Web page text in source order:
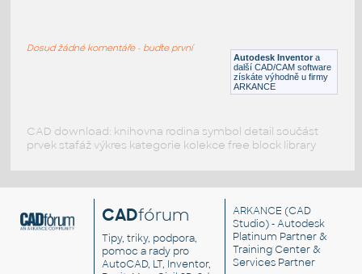
Lego 3666-DkRed
Autodesk Inventor a
další CAD/CAM software
získáte výhodně u firmy
ARKANCE
Dosud žádné komentáře - buďte první
CAD download: knihovna rodina symbol detail součást
prvek stafáž výkres kategorie kolekce free block library
CADfórum
Tipy, triky, podpora,
pomoc a rady pro
AutoCAD, LT, Inventor,
ARKANCE (CAD
Studio) - Autodesk
Platinum Partner &
Training Center &
Services Partner